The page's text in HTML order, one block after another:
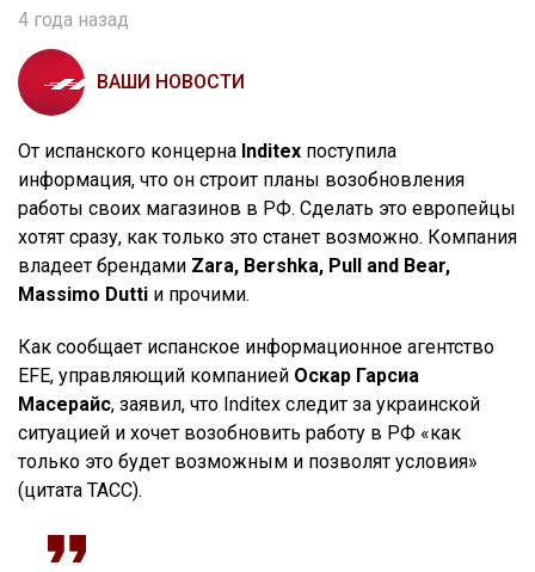
4 года назад
ВАШИ НОВОСТИ
От испанского концерна Inditex поступила
информация, что он строит планы возобновления
работы своих магазинов в РФ. Сделать это европейцы
хотят сразу, как только это станет возможно. Компания
владеет брендами Zara, Bershka, Pull and Bear,
Massimo Dutti и прочими.
Как сообщает испанское информационное агентство
EFE, управляющий компанией Оскар Гарсиа
Масерайс, заявил, что Inditex следит за украинской
ситуацией и хочет возобновить работу в РФ «как
только это будет возможным и позволят условия»
(цитата ТАСС).